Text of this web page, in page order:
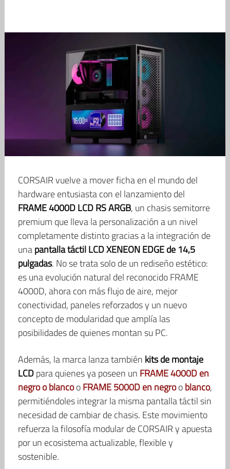
CORSAIR vuelve a mover ficha en el mundo del
hardware entusiasta con el lanzamiento del
FRAME 4000D LCD RS ARGB, un chasis semitorre
premium que lleva la personalización a un nivel
completamente distinto gracias a la integración de
unapantalla táctil LCD XENEON EDGE de 14,5
pulgadas. No se trata solo de un rediseño estético:
es una evolución natural del reconocido FRAME
4000D, ahora con más flujo de aire, mejor
conectividad, paneles reforzados y un nuevo
concepto de modularidad que amplía las
posibilidades de quienes montan su PC.
Además, la marca lanza también kits de montaje
LCDpara quienes ya poseen un FRAME 4000D en
negro o blancooFRAME 5000D en negrooblanco,
permitiéndoles integrar la misma pantalla táctil sin
necesidad de cambiar de chasis. Este movimiento
refuerza la filosofía modular de CORSAIR y apuesta
por un ecosistema actualizable, flexible y
sostenible.